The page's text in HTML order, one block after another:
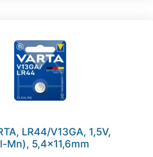
LR44/V13GA, 1,5V,
Mn), 5,4×11,6mm